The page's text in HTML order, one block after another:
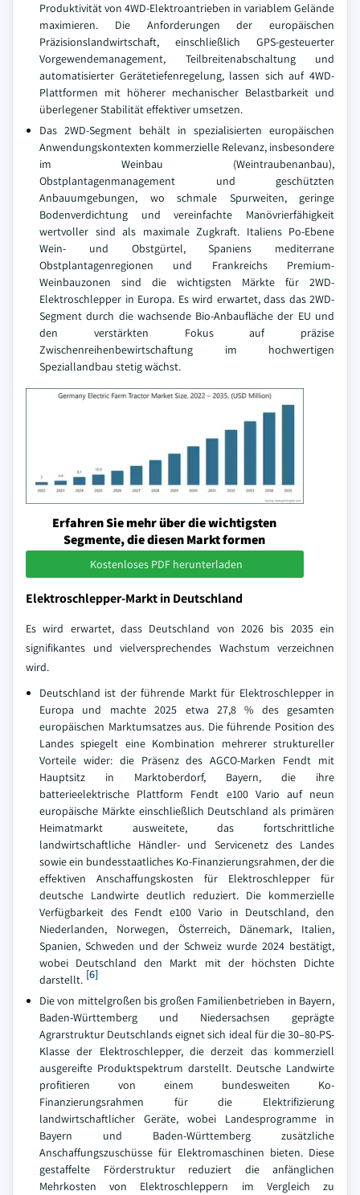
Produktivität von 4WD-Elektroantrieben in variablem Gelände
maximieren. Die Anforderungen der europäischen
Präzisionslandwirtschaft, einschließlich GPS-gesteuerter
Vorgewendemanagement, Teilbreitenabschaltung und
automatisierter Gerätetiefenregelung, lassen sich auf 4WD-
Plattformen mit höherer mechanischer Belastbarkeit und
überlegener Stabilität effektiver umsetzen.
Das 2WD-Segment behält in spezialisierten europäischen
Anwendungskontexten kommerzielle Relevanz, insbesondere
im Weinbau (Weintraubenanbau),
Obstplantagenmanagement und geschützten
Anbauumgebungen, wo schmale Spurweiten, geringe
Bodenverdichtung und vereinfachte Manövrierfähigkeit
wertvoller sind als maximale Zugkraft. Italiens Po-Ebene
Wein- und Obstgürtel, Spaniens mediterrane
Obstplantagenregionen und Frankreichs Premium-
Weinbauzonen sind die wichtigsten Märkte für 2WD-
Elektroschlepper in Europa. Es wird erwartet, dass das 2WD-
Segment durch die wachsende Bio-Anbaufläche der EU und
den verstärkten Fokus auf präzise
Zwischenreihenbewirtschaftung im hochwertigen
Speziallandbau stetig wächst.
Erfahren Sie mehr über die wichtigsten
Segmente, die diesen Markt formen
Kostenloses PDF herunterladen
Elektroschlepper-Markt in Deutschland
Es wird erwartet, dass Deutschland von 2026 bis 2035 ein
signifikantes und vielversprechendes Wachstum verzeichnen
wird.
Deutschland ist der führende Markt für Elektroschlepper in
Europa und machte 2025 etwa 27,8 % des gesamten
europäischen Marktumsatzes aus. Die führende Position des
Landes spiegelt eine Kombination mehrerer struktureller
Vorteile wider: die Präsenz des AGCO-Marken Fendt mit
Hauptsitz in Marktoberdorf, Bayern, die ihre
batterieelektrische Plattform Fendt e100 Vario auf neun
europäische Märkte einschließlich Deutschland als primären
Heimatmarkt ausweitete, das fortschrittliche
landwirtschaftliche Händler- und Servicenetz des Landes
sowie ein bundesstaatliches Ko-Finanzierungsrahmen, der die
effektiven Anschaffungskosten für Elektroschlepper für
deutsche Landwirte deutlich reduziert. Die kommerzielle
Verfügbarkeit des Fendt e100 Vario in Deutschland, den
Niederlanden, Norwegen, Österreich, Dänemark, Italien,
Spanien, Schweden und der Schweiz wurde 2024 bestätigt,
wobei Deutschland den Markt mit der höchsten Dichte
darstellt. [6]
Die von mittelgroßen bis großen Familienbetrieben in Bayern,
Baden-Württemberg und Niedersachsen geprägte
Agrarstruktur Deutschlands eignet sich ideal für die 30–80-PS-
Klasse der Elektroschlepper, die derzeit das kommerziell
ausgereifte Produktspektrum darstellt. Deutsche Landwirte
profitieren von einem bundesweiten Ko-
Finanzierungsrahmen für die Elektrifizierung
landwirtschaftlicher Geräte, wobei Landesprogramme in
Bayern und Baden-Württemberg zusätzliche
Anschaffungszuschüsse für Elektromaschinen bieten. Diese
gestaffelte Förderstruktur reduziert die anfänglichen
Mehrkosten von Elektroschleppern im Vergleich zu